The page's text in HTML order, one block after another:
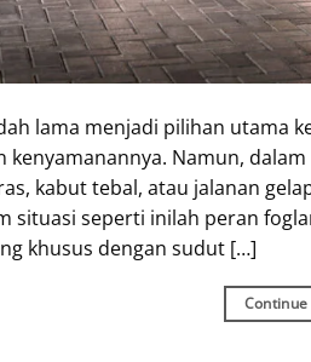
lama menjadi pilihan utama
kenyamanannya. Namun,
kabut tebal, atau jalanan
situasi seperti inilah peran
khusus dengan sudut […]